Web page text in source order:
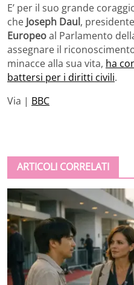
E’ per il suo grande
che Joseph Daul,
Europeoal Parlamento
assegnare il
minacce alla sua vita, ha
battersi per i diritti civili.
Via | BBC
ARTICOLI CORRELATI